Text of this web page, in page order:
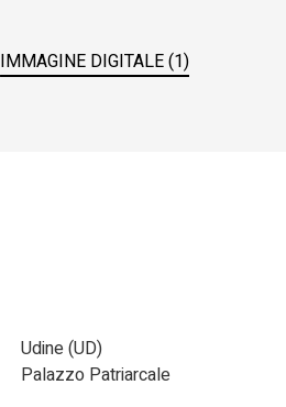
IMMAGINE DIGITALE (1)
Udine (UD)
Palazzo Patriarcale